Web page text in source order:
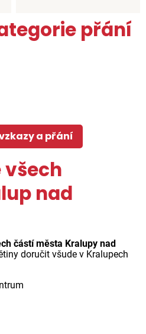
přání
a přání
všech
nad
částí města Kralupy nad
doručit všude v Kralupech